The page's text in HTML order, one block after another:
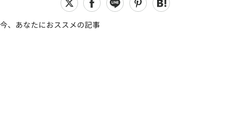
今、あなたにおススメの記事